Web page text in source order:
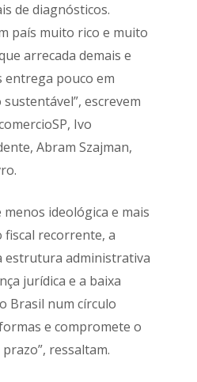
de diagnósticos.
país muito rico e muito
arrecada demais e
entrega pouco em
escrevem
Ivo
Abram Szajman,
ideológica e mais
recorrente, a
estrutura administrativa
jurídica e a baixa
Brasil num círculo
e compromete o
ressaltam.